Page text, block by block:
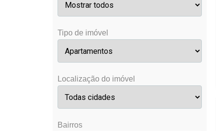
Tipo de imóvel
Localização do imóvel
Bairros